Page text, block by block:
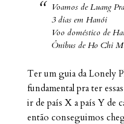
Voamos de Luang
3 dias em Hanói
Voo doméstico de
Ônibus de Ho Chi
Ter um guia da Lonely
fundamental pra ter
ir de país X a país Y de
então conseguimos